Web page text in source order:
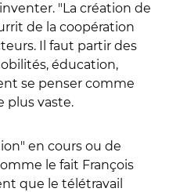
"La création de
de la coopération
Il faut partir des
éducation,
se penser comme
plus vaste.
en cours ou de
le fait François
que le télétravail